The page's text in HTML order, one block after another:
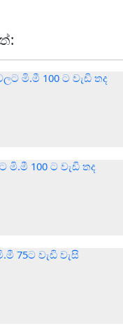
මි.මී 100 ට වැඩි තද
මි.මී 100 ට වැඩි තද
75ට වැඩි වැසි